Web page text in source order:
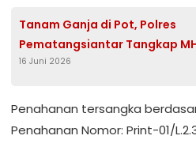
Tanam Ganja di Pot, Polres
Pematangsiantar Tangkap
Eks Sukadame
16 Juni 2026
Penahanan tersangka
Penahanan Nomor: Print-01/